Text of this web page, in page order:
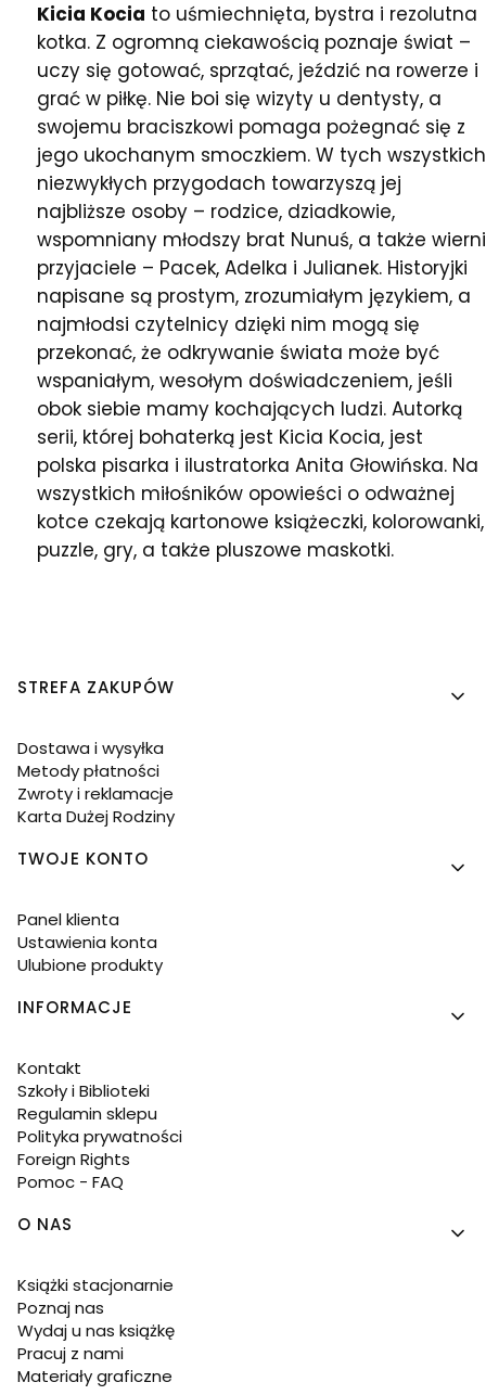
Kicia Kocia to uśmiechnięta, bystra i rezolutna
kotka. Z ogromną ciekawością poznaje świat –
uczy się gotować, sprzątać, jeździć na rowerze i
grać w piłkę. Nie boi się wizyty u dentysty, a
swojemu braciszkowi pomaga pożegnać się z
jego ukochanym smoczkiem. W tych wszystkich
niezwykłych przygodach towarzyszą jej
najbliższe osoby – rodzice, dziadkowie,
wspomniany młodszy brat Nunuś, a także wierni
przyjaciele – Pacek, Adelka i Julianek. Historyjki
napisane są prostym, zrozumiałym językiem, a
najmłodsi czytelnicy dzięki nim mogą się
przekonać, że odkrywanie świata może być
wspaniałym, wesołym doświadczeniem, jeśli
obok siebie mamy kochających ludzi. Autorką
serii, której bohaterką jest Kicia Kocia, jest
polska pisarka i ilustratorka Anita Głowińska. Na
wszystkich miłośników opowieści o odważnej
kotce czekają kartonowe książeczki, kolorowanki,
puzzle, gry, a także pluszowe maskotki.
Linki w stopce
STREFA ZAKUPÓW
Dostawa i wysyłka
Metody płatności
Zwroty i reklamacje
Karta Dużej Rodziny
TWOJE KONTO
Panel klienta
Ustawienia konta
Ulubione produkty
INFORMACJE
Kontakt
Szkoły i Biblioteki
Regulamin sklepu
Polityka prywatności
Foreign Rights
Pomoc - FAQ
O NAS
Książki stacjonarnie
Poznaj nas
Wydaj u nas książkę
Pracuj z nami
Materiały graficzne